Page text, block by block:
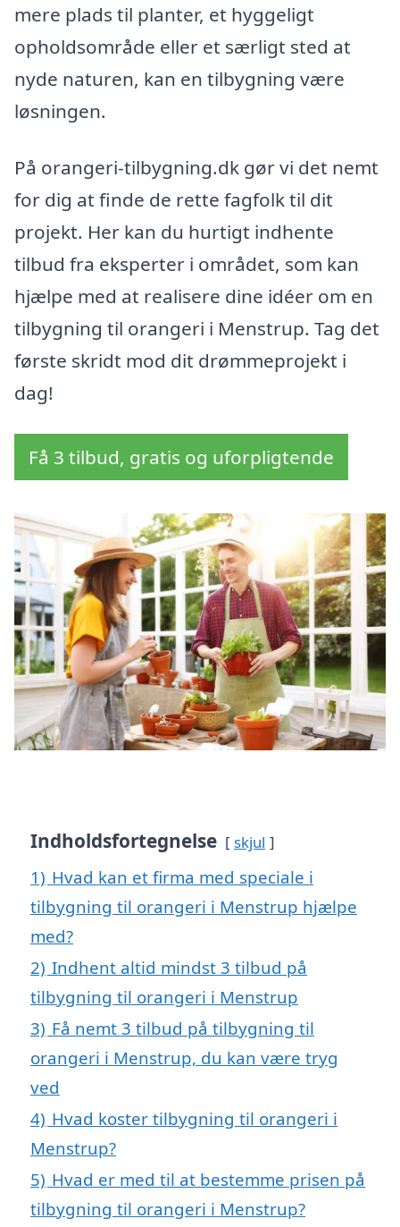
mere plads til planter, et hyggeligt
opholdsområde eller et særligt sted at
nyde naturen, kan en tilbygning være
løsningen.
På orangeri-tilbygning.dk gør vi det nemt
for dig at finde de rette fagfolk til dit
projekt. Her kan du hurtigt indhente
tilbud fra eksperter i området, som kan
hjælpe med at realisere dine idéer om en
tilbygning til orangeri i Menstrup. Tag det
første skridt mod dit drømmeprojekt i
dag!
Få 3 tilbud, gratis og uforpligtende
Indholdsfortegnelse skjul
1) Hvad kan et firma med speciale i
tilbygning til orangeri i Menstrup hjælpe
med?
2) Indhent altid mindst 3 tilbud på
tilbygning til orangeri i Menstrup
3) Få nemt 3 tilbud på tilbygning til
orangeri i Menstrup, du kan være tryg
ved
4) Hvad koster tilbygning til orangeri i
Menstrup?
5) Hvad er med til at bestemme prisen på
tilbygning til orangeri i Menstrup?